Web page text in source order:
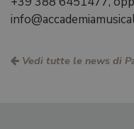
Vedi tutte le news di